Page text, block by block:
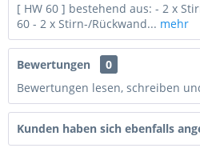
[ HW 60 ] bestehend aus: - 2 x
60 - 2 x Stirn-/Rückwand... mehr
Bewertungen
0
Bewertungen lesen, schreiben
Kunden haben sich ebenfalls